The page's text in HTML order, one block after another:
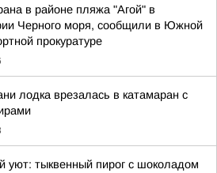
в районе пляжа "Агой" в
Черного моря, сообщили в Южной
прокуратуре
лодка врезалась в катамаран с
уют: тыквенный пирог с шоколадом